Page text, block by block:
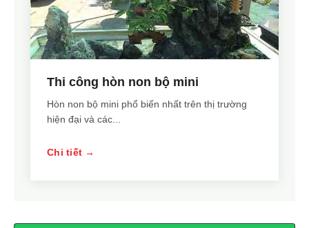
Thi công hòn non bộ mini
Hòn non bộ mini phổ biến nhất trên thị trường
hiện đại và các...
Chi tiết →